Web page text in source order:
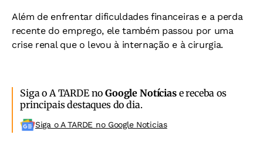
Além de enfrentar dificuldades financeiras e a perda
recente do emprego, ele também passou por uma
crise renal que o levou à internação e à cirurgia.
Siga o A TARDE noGoogle Notíciase receba os
principais destaques do dia.
Siga o A TARDE no Google Noticias